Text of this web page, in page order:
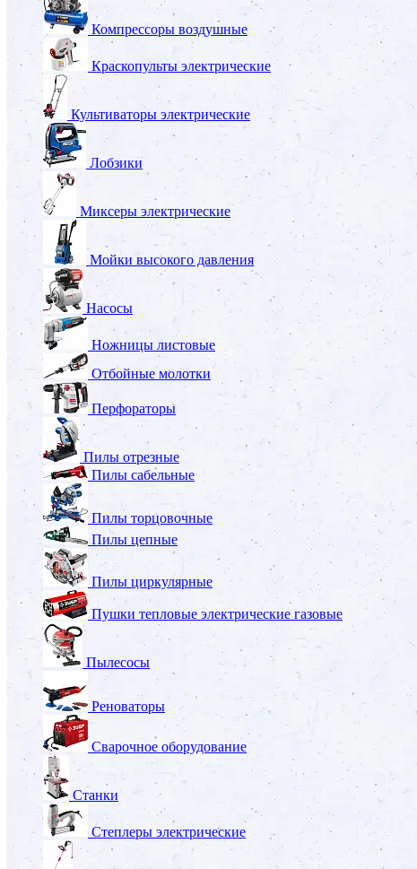
Компрессоры воздушные
Краскопульты электрические
Культиваторы электрические
Лобзики
Миксеры электрические
Мойки высокого давления
Насосы
Ножницы листовые
Отбойные молотки
Перфораторы
Пилы отрезные
Пилы сабельные
Пилы торцовочные
Пилы цепные
Пилы циркулярные
Пушки тепловые электрические газовые
Пылесосы
Реноваторы
Сварочное оборудование
Станки
Степлеры электрические